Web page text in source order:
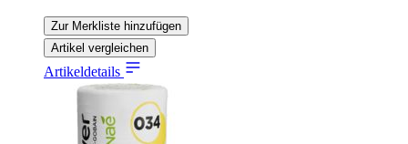
Zur Merkliste hinzufügen
Artikel vergleichen
Artikeldetails